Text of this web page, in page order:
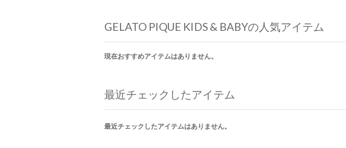
GELATO PIQUE KIDS & BABYの人気アイテム
現在おすすめアイテムはありません。
最近チェックしたアイテム
最近チェックしたアイテムはありません。